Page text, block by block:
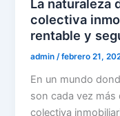
La naturaleza
colectiva
rentable y
admin/febrero 21,
En un mundo
son cada vez
colectiva